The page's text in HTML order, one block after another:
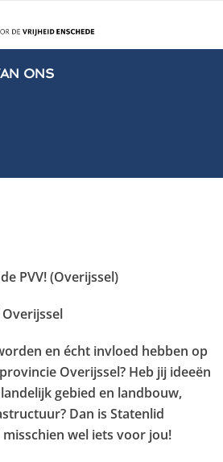
ONS
PVV! (Overijssel)
en écht invloed hebben op
Overijssel? Heb jij ideeën
gebied en landbouw,
Dan is Statenlid
wel iets voor jou!